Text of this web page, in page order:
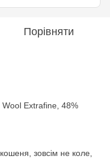
Порівняти
Extrafine, 48%
зовсім не коле,